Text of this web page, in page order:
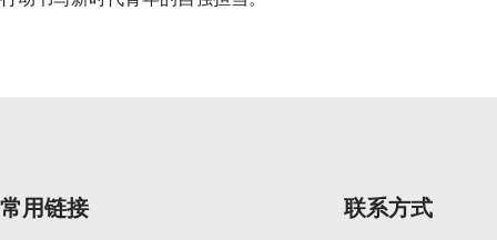
常用链接 联系方式